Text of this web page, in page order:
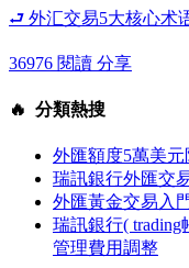
⮐ 外汇交易5大核心术
36976 閱讀 分享
🔥 分類熱搜
外匯額度5萬美
瑞訊銀行外匯交
外匯黃金交易入
瑞訊銀行( trading
管理費用調整